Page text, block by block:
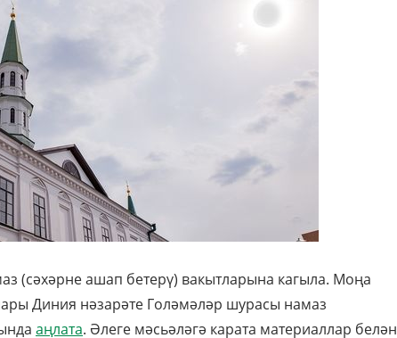
(сәхәрне ашап бетерү) вакытларына кагыла. Моңа
Диния нәзарәте Голәмәләр шурасы намаз
аңлата. Әлеге мәсьәләгә карата материаллар белән